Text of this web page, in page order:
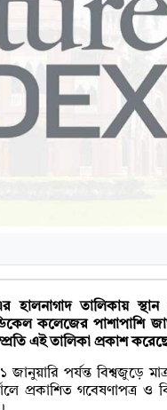
এর হালনাগাদ তালিকায়
কলেজের পাশাপাশি
এই তালিকা প্রকাশ করেছে
পর্যন্ত বিশ্বজুড়ে
প্রকাশিত গবেষণাপত্র ও